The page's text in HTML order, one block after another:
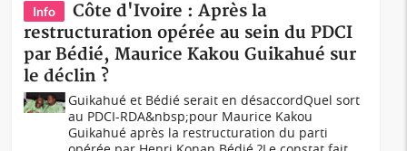
Info
Côte d'Ivoire : Après la
restructuration opérée au sein du PDCI
par Bédié, Maurice Kakou Guikahué sur
le déclin ?
Guikahué et Bédié serait en désaccordQuel sort
au PDCI-RDA&nbsp;pour Maurice Kakou
Guikahué après la restructuration du parti